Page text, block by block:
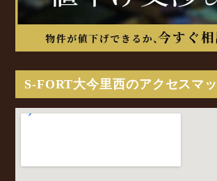
S-FORT大今里西のアクセスマ